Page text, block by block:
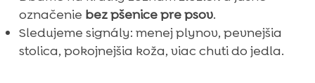
označenie bez pšenice pre psov.
Sledujeme signály: menej plynov, pevnejšia
stolica, pokojnejšia koža, viac chuti do jedla.